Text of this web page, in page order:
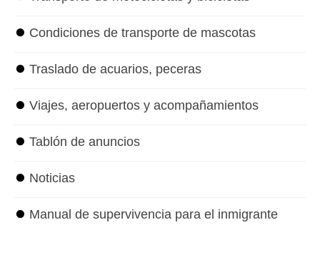
⏺ Condiciones de transporte de mascotas
⏺ Traslado de acuarios, peceras
⏺ Viajes, aeropuertos y acompañamientos
⏺ Tablón de anuncios
⏺ Noticias
⏺ Manual de supervivencia para el inmigrante